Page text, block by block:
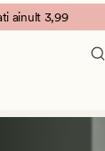
ainult 3,99